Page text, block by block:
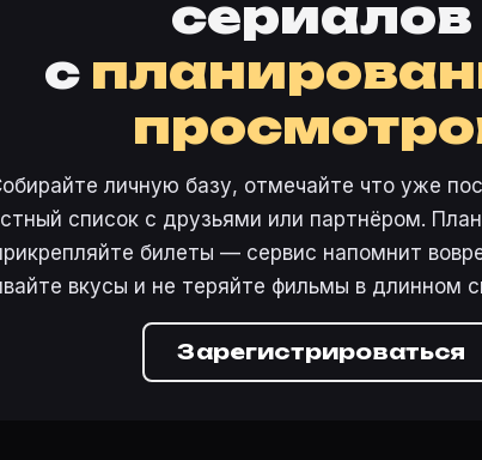
сериалов
с
личную базу, отмечайте что уже
список с друзьями или партнёром.
билеты — сервис напомнит
вкусы и не теряйте фильмы в длинном
Зарегистрироваться